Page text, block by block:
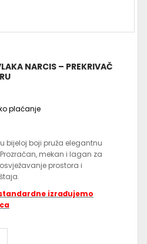
NARCIS – PREKRIVAČ
plaćanje
bijeloj boji pruža elegantnu
mekan i lagan za
prostora i
izrađujemo